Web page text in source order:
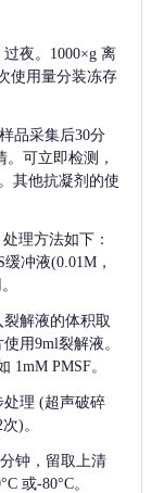
过夜。1000×g 离
使用量分装冻存
品采集后30分
。可立即检测，
其他抗凝剂的使
理方法如下：
缓冲液(0.01M，
解液的体积取
用9ml裂解液。
1mM PMSF。
处理 (超声破碎
)。
钟，留取上清
或-80°C。